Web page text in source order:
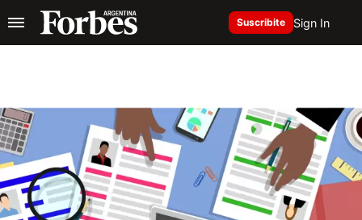
Suscribite Sign In